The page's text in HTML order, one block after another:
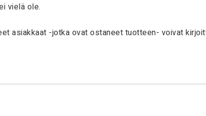
vielä ole.
asiakkaat -jotka ovat ostaneet tuotteen- voivat